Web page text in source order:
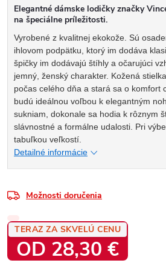
Elegantné dámske lodičky značky
na špeciálne príležitosti.
Vyrobené z kvalitnej ekokože. Sú
ihlovom podpätku, ktorý im dodáva
špičky im dodávajú štíhly a očarujúci
jemný, ženský charakter. Kožená
počas celého dňa a stará sa o komfort
budú ideálnou voľbou k elegantným
sukniam, dokonale sa hodia k rôznym
slávnostné a formálne udalosti. Pri
tabuľkou veľkostí.
Detailné informácie
Možnosti doručenia
TERAZ ZA SKVELÚ CENU
OD 28,30 €